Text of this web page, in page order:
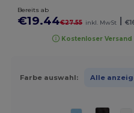
Bereits ab
€19.44€27.55 inkl. MwSt |
Kostenloser
Farbe auswahl: Alle